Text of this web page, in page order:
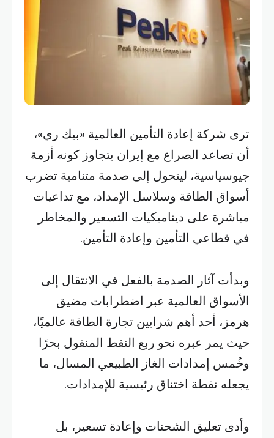
ترى شركة إعادة التأمين العالمية «بيك ري»،
أن تصاعد الصراع مع إيران يتجاوز كونه أزمة
جيوسياسية، ليتحول إلى صدمة متنامية تضرب
أسواق الطاقة وسلاسل الإمداد، مع تداعيات
مباشرة على ديناميكيات التسعير والمخاطر
في قطاعي التأمين وإعادة التأمين.
وبدأت آثار الصدمة بالفعل في الانتقال إلى
الأسواق العالمية عبر اضطرابات مضيق
هرمز، أحد أهم شرايين تجارة الطاقة عالميًا،
حيث يمر عبره نحو ربع النفط المنقول بحرًا
وخُمس إمدادات الغاز الطبيعي المسال، ما
يجعله نقطة اختناق رئيسية للإمدادات.
وأدى تعليق الشحنات وإعادة تسعير، بل